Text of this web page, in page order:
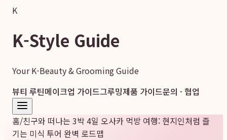
K
K-Style Guide
Your K-Beauty & Grooming Guide
뷰티 루틴메이크업 가이드그루밍제품 가이드문의 · 협업
홈/친구와 떠나는 3박 4일 오사카 먹방 여행: 현지인처럼 즐
기는 미식 투어 완벽 로드맵